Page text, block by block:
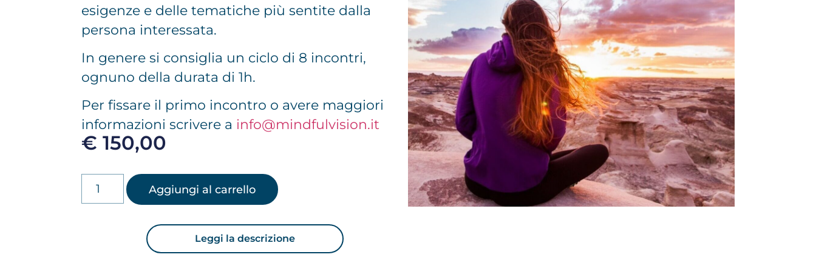
esigenze e delle tematiche più sentite dalla
persona interessata.
In genere si consiglia un ciclo di 8 incontri,
ognuno della durata di 1h.
Per fissare il primo incontro o avere maggiori
informazioni scrivere a info@mindfulvision.it
€ 150,00
Aggiungi al carrello
Leggi la descrizione